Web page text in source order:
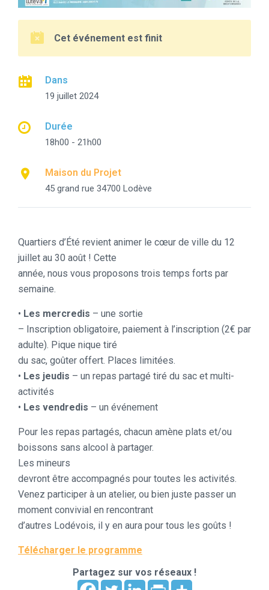
Cet événement est finit
Dans
19 juillet 2024
Durée
18h00 - 21h00
Maison du Projet
45 grand rue 34700 Lodève
Quartiers d’Été revient animer le cœur de ville du 12
juillet au 30 août ! Cette
année, nous vous proposons trois temps forts par
semaine.
• Les mercredis – une sortie
– Inscription obligatoire, paiement à l’inscription (2€ par
adulte). Pique nique tiré
du sac, goûter offert. Places limitées.
• Les jeudis – un repas partagé tiré du sac et multi-
activités
• Les vendredis – un événement
Pour les repas partagés, chacun amène plats et/ou
boissons sans alcool à partager.
Les mineurs
devront être accompagnés pour toutes les activités.
Venez participer à un atelier, ou bien juste passer un
moment convivial en rencontrant
d’autres Lodévois, il y en aura pour tous les goûts !
Télécharger le programme
Partagez sur vos réseaux !